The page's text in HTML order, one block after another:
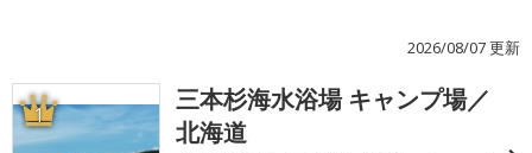
2026/08/07 更新
1
三本杉海水浴場 キャンプ場／
北海道